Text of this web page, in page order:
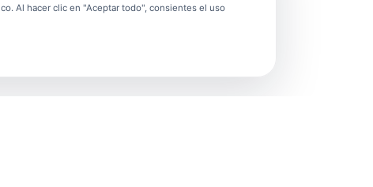
Al hacer clic en "Aceptar todo", consientes el uso